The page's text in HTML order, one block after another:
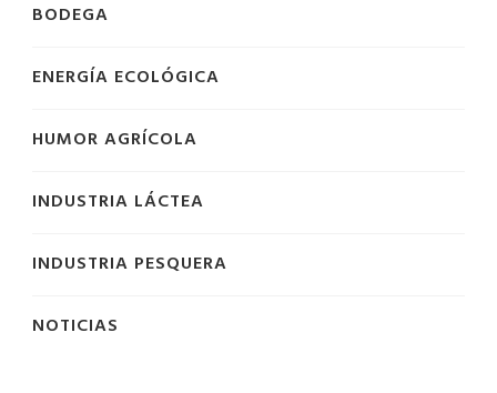
BODEGA
ENERGÍA ECOLÓGICA
HUMOR AGRÍCOLA
INDUSTRIA LÁCTEA
INDUSTRIA PESQUERA
NOTICIAS